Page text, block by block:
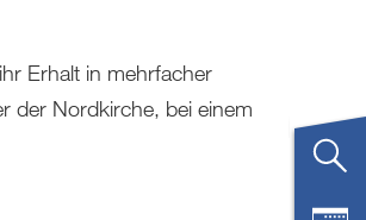
Erhalt in mehrfacher
der Nordkirche, bei einem